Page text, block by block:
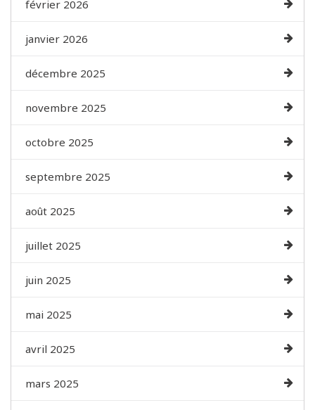
février 2026
janvier 2026
décembre 2025
novembre 2025
octobre 2025
septembre 2025
août 2025
juillet 2025
juin 2025
mai 2025
avril 2025
mars 2025